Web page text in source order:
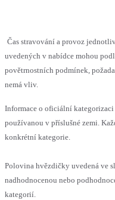
Čas stravování a provoz
uvedených v nabídce mohou
povětrnostních podmínek,
nemá vliv.
Informace o oficiální
používanou v příslušné zemi.
konkrétní kategorie.
Polovina hvězdičky uvedená ve
nadhodnocenou nebo
kategorií.